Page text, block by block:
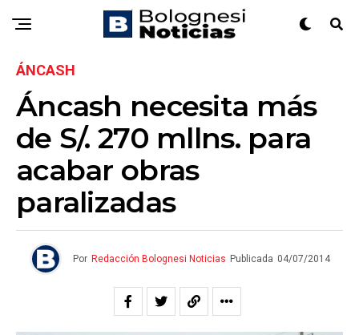
ÁNCASH
Áncash necesita más
de S/. 270 mllns. para
acabar obras
paralizadas
Por Redacción Bolognesi Noticias Publicada 04/07/2014